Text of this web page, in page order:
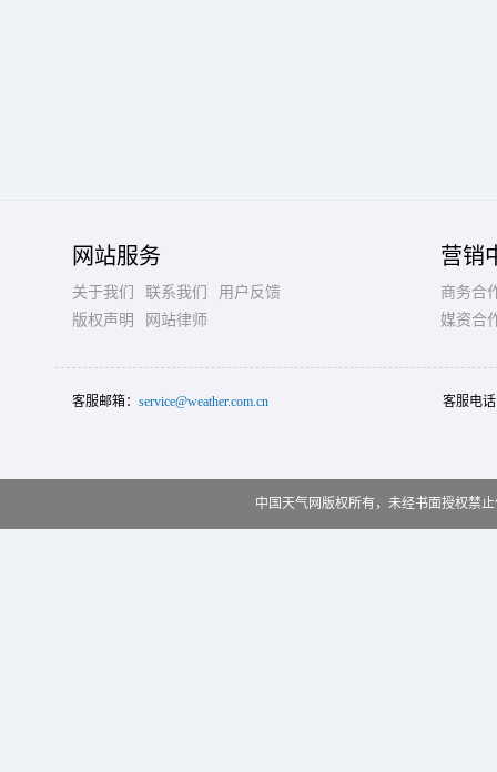
网站服务
关于我们 联系我们
用户反馈
版权声明
网站律师
营销
商务合
媒资合
客服邮箱： service@weather.com.cn 客服电
中国天气网版权所有，未经书面授权